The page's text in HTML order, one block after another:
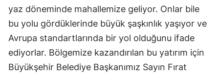
yaz döneminde mahallemize geliyor. Onlar bile
bu yolu gördüklerinde büyük şaşkınlık yaşıyor ve
Avrupa standartlarında bir yol olduğunu ifade
ediyorlar. Bölgemize kazandırılan bu yatırım için
Büyükşehir Belediye Başkanımız Sayın Fırat